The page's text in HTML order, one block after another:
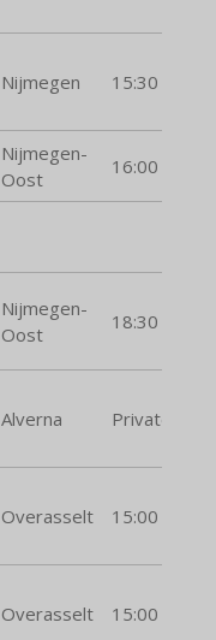
Nijmegen 15:30
Nijmegen-
Oost
16:00
Nijmegen-
Oost
18:30
Alverna Private
Overasselt 15:00
Overasselt 15:00